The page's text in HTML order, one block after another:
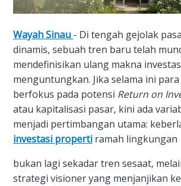
Wayah Sinau - Di tengah gejolak
dinamis, sebuah tren baru telah
mendefinisikan ulang makna
menguntungkan. Jika selama ini
berfokus pada potensi Return on
atau kapitalisasi pasar, kini ada
menjadi pertimbangan utama:
investasi properti ramah lingkungan
bukan lagi sekadar tren sesaat,
strategi visioner yang menjanjikan